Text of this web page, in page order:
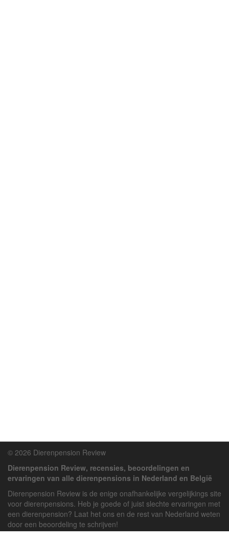
© 2026 Dierenpension Review
Dierenpension Review, recensies, beoordelingen en
ervaringen van alle dierenpensions in Nederland en België
Dierenpension Review is de enige onafhankelijke vergelijkings site
voor dierenpensions. Heb je goede of juist slechte ervaringen met
een dierenpension? Laat het ons en de rest van Nederland weten
door een beoordeling te schrijven!